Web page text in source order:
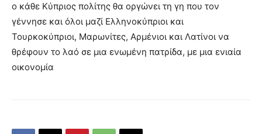
ο κάθε Κύπριος πολίτης θα οργώνει τη γη που τον
γέννησε και όλοι μαζί Ελληνοκύπριοι και
Τουρκοκύπριοι, Μαρωνίτες, Αρμένιοι και Λατίνοι να
θρέφουν το λαό σε μια ενωμένη πατρίδα, με μια ενιαία
οικονομία